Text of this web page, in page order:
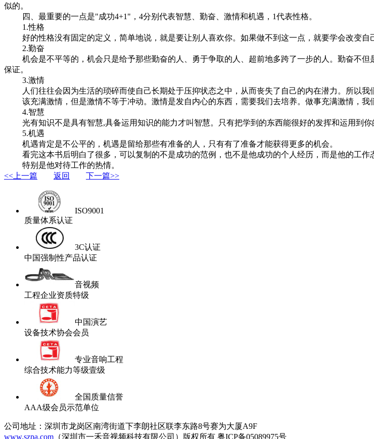
似的。
四、最重要的一点是"成功4+1"，4分别代表智慧、勤奋、激情和机遇，1代表性格。
1.性格
好的性格没有固定的定义，简单地说，就是要让别人喜欢你。如果做不到这一点，就要学会改变自
2.勤奋
机会是不平等的，机会只是给予那些勤奋的人、勇于争取的人、超前地多跨了一步的人。勤奋不但
保证。
3.激情
人们往往会因为生活的琐碎而使自己长期处于压抑状态之中，从而丧失了自己的内在潜力。所以我
该充满激情，但是激情不等于冲动。激情是发自内心的东西，需要我们去培养。做事充满激情，我
4.智慧
光有知识不是具有智慧,具备运用知识的能力才叫智慧。只有把学到的东西能很好的发挥和运用到你
5.机遇
机遇肯定是不公平的，机遇是留给那些有准备的人，只有有了准备才能获得更多的机会。
看完这本书后明白了很多，可以复制的不是成功的范例，也不是他成功的个人经历，而是他的工作
特别是他对待工作的热情。
<<上一篇
返回 下一篇>>
ISO9001
质量体系认证
3C认证
中国强制性产品认证
音视频
工程企业资质特级
中国演艺
设备技术协会会员
专业音响工程
综合技术能力等级壹级
全国质量信誉
AAA级会员示范单位
公司地址：深圳市龙岗区南湾街道下李朗社区联李东路8号赛为大厦A9F
www.szpa.com （深圳市一禾音视频科技有限公司）版权所有 粤ICP备05089975号